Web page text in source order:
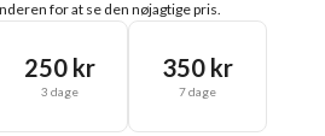
for at se den nøjagtige pris.
250 kr
3 dage
350 kr
7 dage